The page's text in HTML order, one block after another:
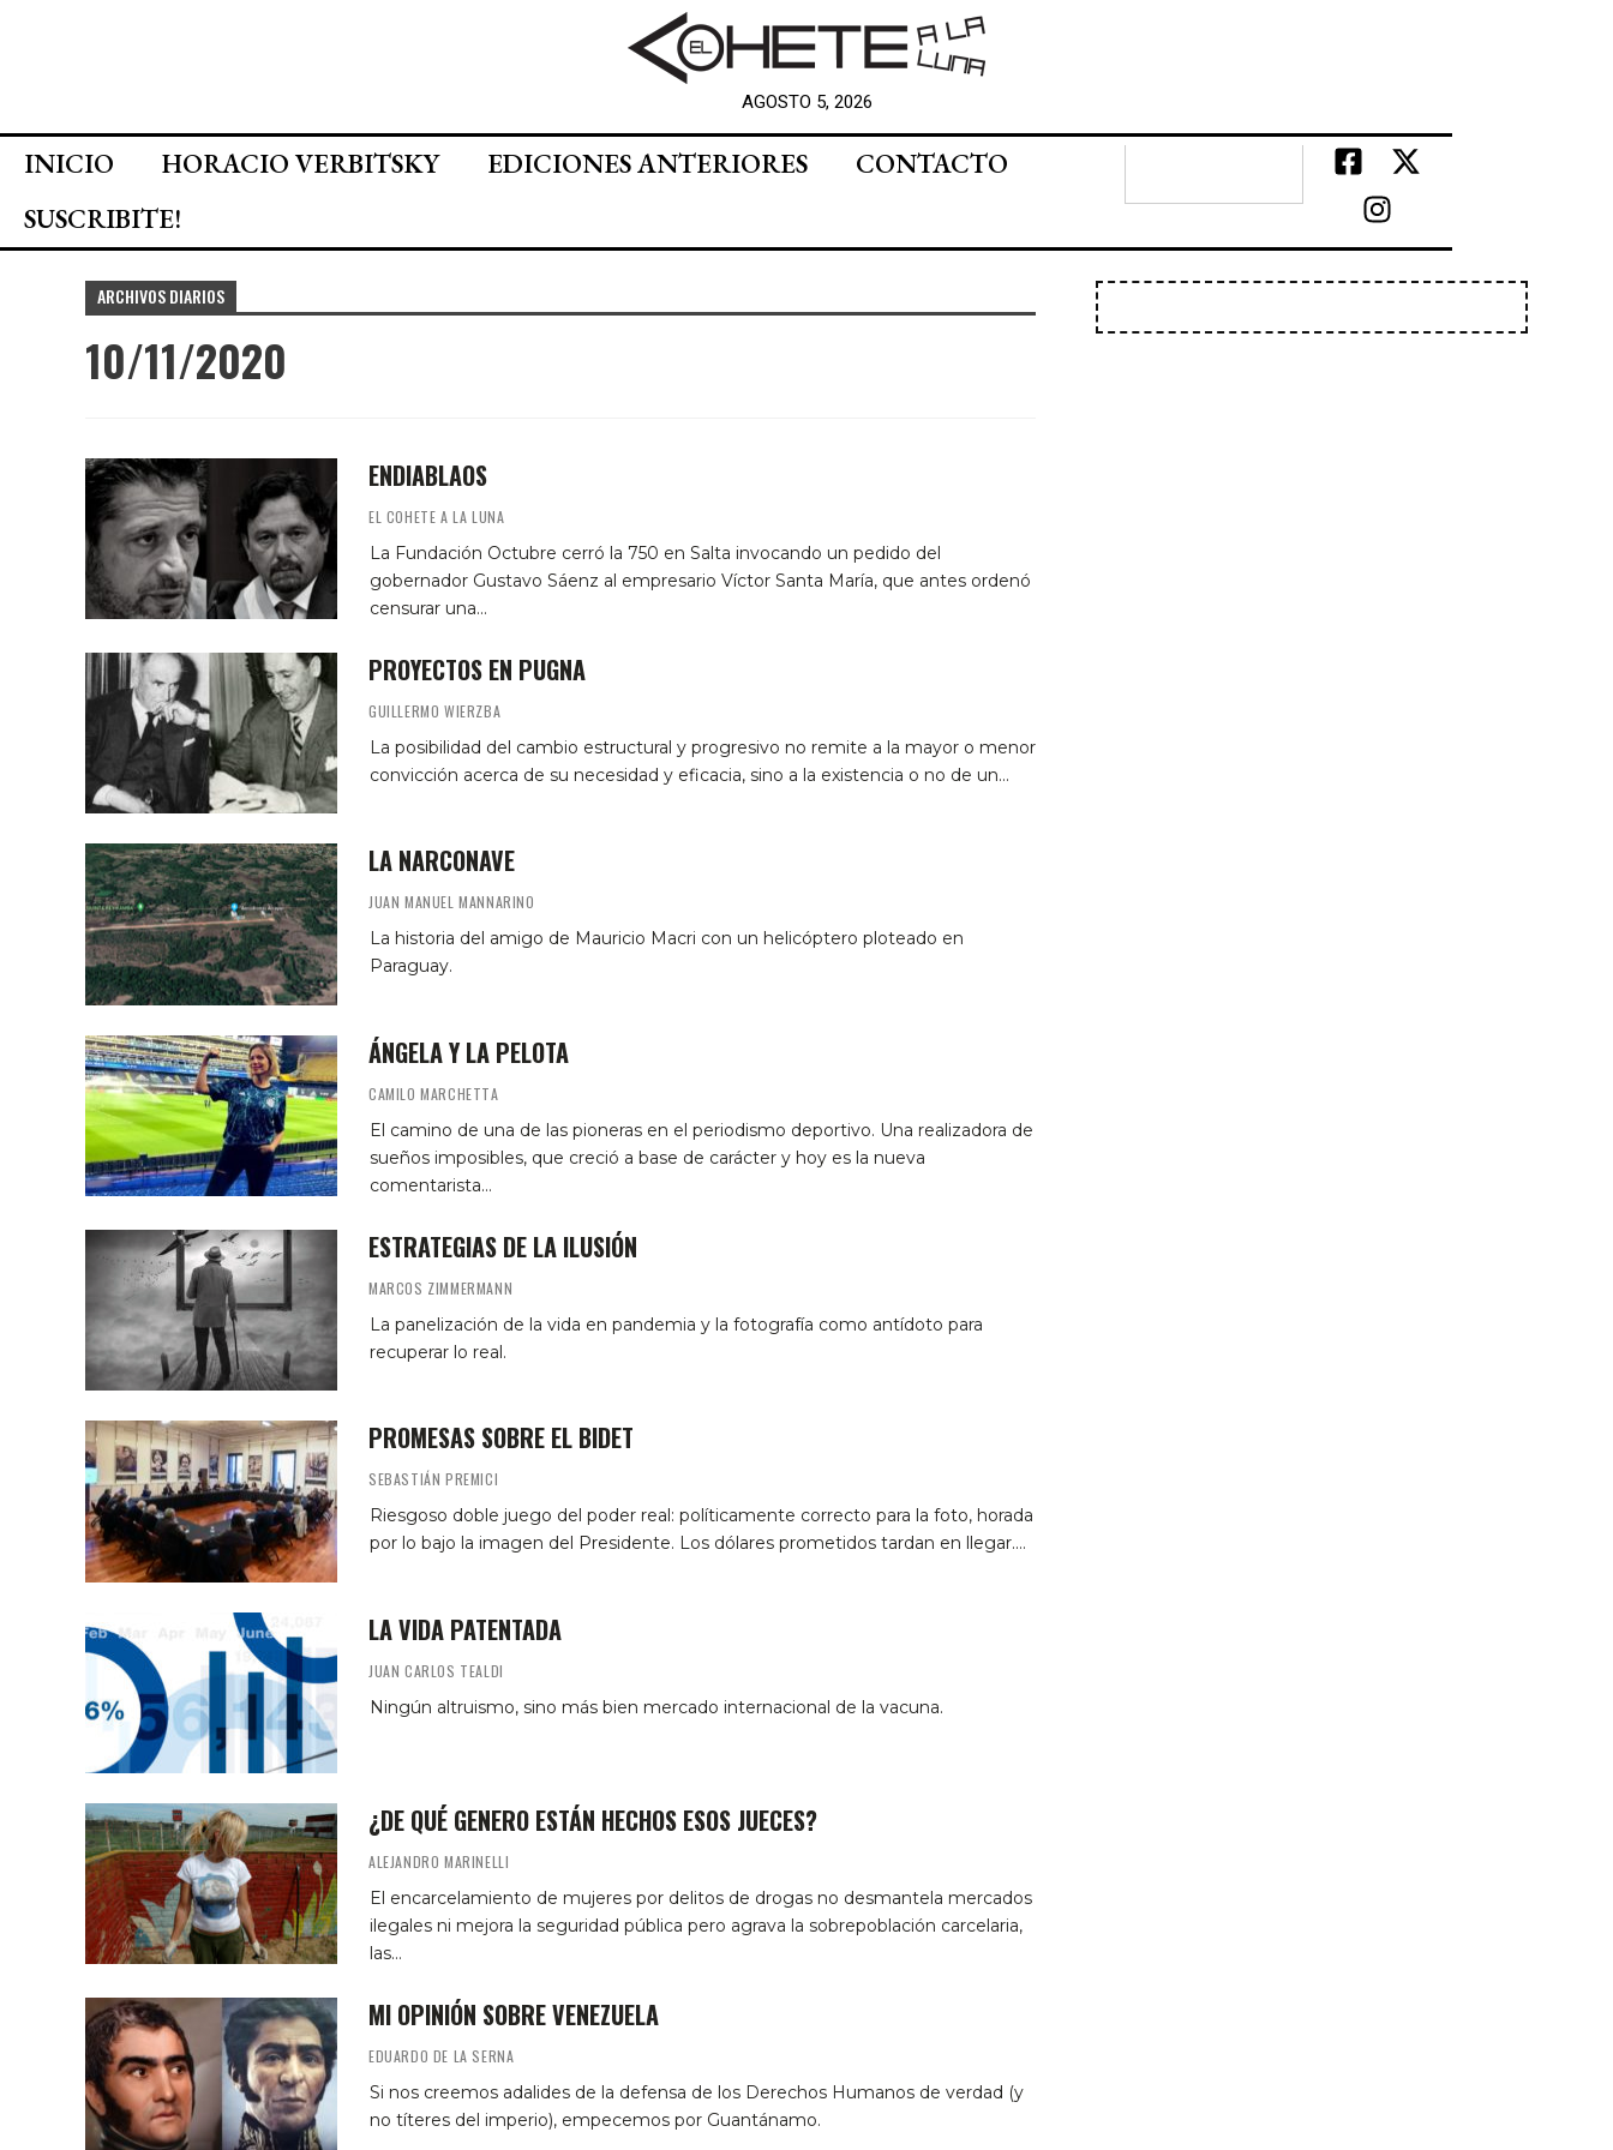
AGOSTO 5, 2026
INICIO HORACIO VERBITSKY EDICIONES ANTERIORES
CONTACTO
SUSCRIBITE!
ARCHIVOS DIARIOS
10/11/2020
ENDIABLAOS
EL COHETE A LA LUNA
La Fundación Octubre cerró la 750 en Salta invocando un pedido del
gobernador Gustavo Sáenz al empresario Víctor Santa María, que antes ordenó
censurar una…
PROYECTOS EN PUGNA
GUILLERMO WIERZBA
La posibilidad del cambio estructural y progresivo no remite a la mayor o menor
convicción acerca de su necesidad y eficacia, sino a la existencia o no de un…
LA NARCONAVE
JUAN MANUEL MANNARINO
La historia del amigo de Mauricio Macri con un helicóptero ploteado en
Paraguay.
ÁNGELA Y LA PELOTA
CAMILO MARCHETTA
El camino de una de las pioneras en el periodismo deportivo. Una realizadora de
sueños imposibles, que creció a base de carácter y hoy es la nueva
comentarista…
ESTRATEGIAS DE LA ILUSIÓN
MARCOS ZIMMERMANN
La panelización de la vida en pandemia y la fotografía como antídoto para
recuperar lo real.
PROMESAS SOBRE EL BIDET
SEBASTIÁN PREMICI
Riesgoso doble juego del poder real: políticamente correcto para la foto, horada
por lo bajo la imagen del Presidente. Los dólares prometidos tardan en llegar.…
LA VIDA PATENTADA
JUAN CARLOS TEALDI
Ningún altruismo, sino más bien mercado internacional de la vacuna.
¿DE QUÉ GENERO ESTÁN HECHOS ESOS JUECES?
ALEJANDRO MARINELLI
El encarcelamiento de mujeres por delitos de drogas no desmantela mercados
ilegales ni mejora la seguridad pública pero agrava la sobrepoblación carcelaria,
las…
MI OPINIÓN SOBRE VENEZUELA
EDUARDO DE LA SERNA
Si nos creemos adalides de la defensa de los Derechos Humanos de verdad (y
no títeres del imperio), empecemos por Guantánamo.